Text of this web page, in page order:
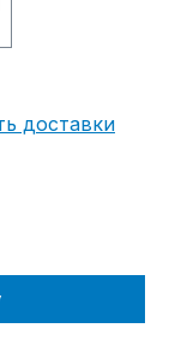
доставки